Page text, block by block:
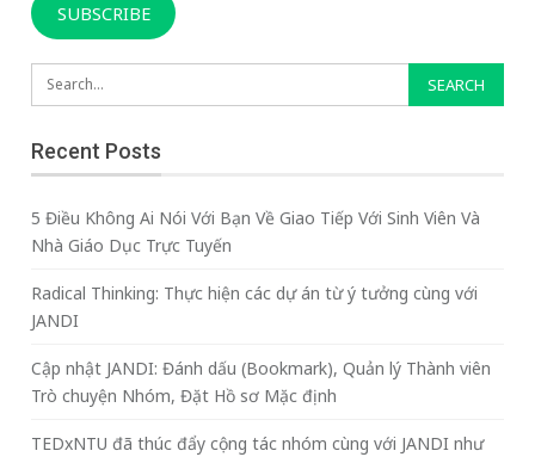
SUBSCRIBE
Recent Posts
5 Điều Không Ai Nói Với Bạn Về Giao Tiếp Với Sinh Viên Và
Nhà Giáo Dục Trực Tuyến
Radical Thinking: Thực hiện các dự án từ ý tưởng cùng với
JANDI
Cập nhật JANDI: Đánh dấu (Bookmark), Quản lý Thành viên
Trò chuyện Nhóm, Đặt Hồ sơ Mặc định
TEDxNTU đã thúc đẩy cộng tác nhóm cùng với JANDI như